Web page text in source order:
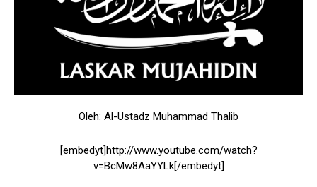
Oleh: Al-Ustadz Muhammad Thalib
[embedyt]http://www.youtube.com/watch?
v=BcMw8AaYYLk[/embedyt]